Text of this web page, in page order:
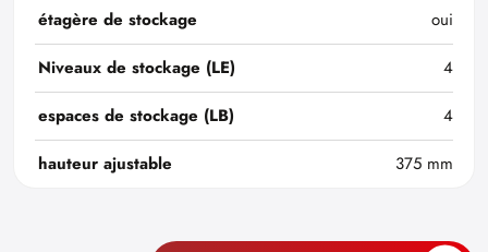
étagère de stockage
oui
Niveaux de stockage (LE)
4
espaces de stockage (LB)
4
hauteur ajustable
375 mm